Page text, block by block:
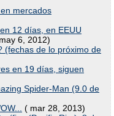
mercados
12 días, en EEUU
6, 2012)
(fechas de lo próximo de
en 19 días, siguen
Spider-Man (9.0 de
( mar 28, 2013)